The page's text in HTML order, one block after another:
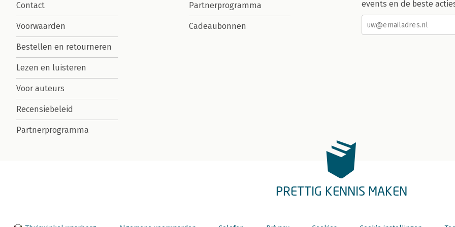
Contact
Voorwaarden
Bestellen en retourneren
Lezen en luisteren
Voor auteurs
Recensiebeleid
Partnerprogramma
Partnerprogramma
Cadeaubonnen
events en de beste
PRETTIG KENNIS MAKEN